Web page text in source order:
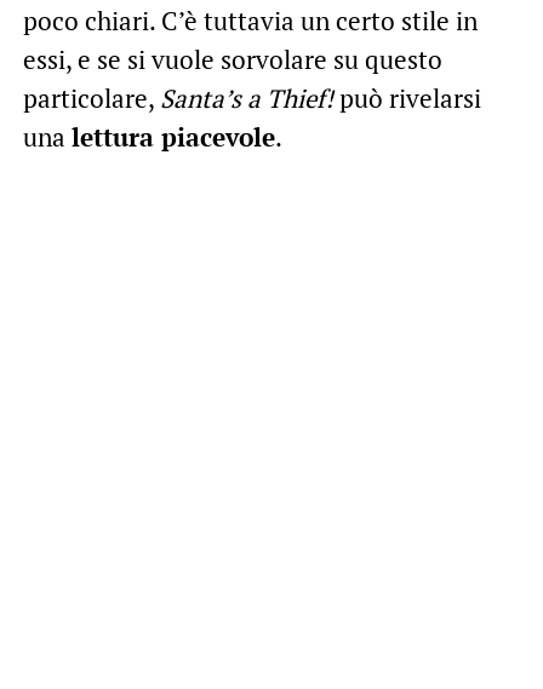
poco chiari. C’è tuttavia un certo stile in
essi, e se si vuole sorvolare su questo
particolare, Santa’s a Thief!può rivelarsi
una lettura piacevole.